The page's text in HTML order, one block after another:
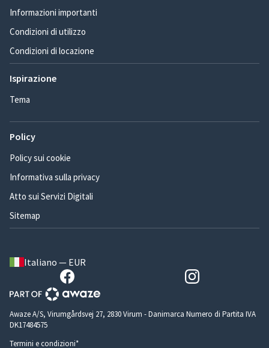
Informazioni importanti
Condizioni di utilizzo
Condizioni di locazione
Ispirazione
Tema
Policy
Policy sui cookie
Informativa sulla privacy
Atto sui Servizi Digitali
Sitemap
Italiano — EUR
Awaze A/S, Virumgårdsvej 27, 2830 Virum - Danimarca Numero di Partita IVA
DK17484575
Termini e condizioni*